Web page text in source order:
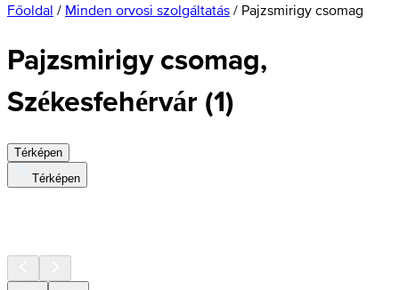
Főoldal / Minden orvosi szolgáltatás / Pajzsmirigy csomag
Pajzsmirigy csomag,
Székesfehérvár (1)
Térképen
Térképen